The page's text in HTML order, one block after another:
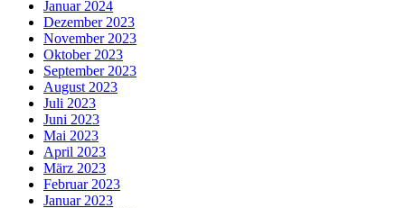
Januar 2024
Dezember 2023
November 2023
Oktober 2023
September 2023
August 2023
Juli 2023
Juni 2023
Mai 2023
April 2023
März 2023
Februar 2023
Januar 2023